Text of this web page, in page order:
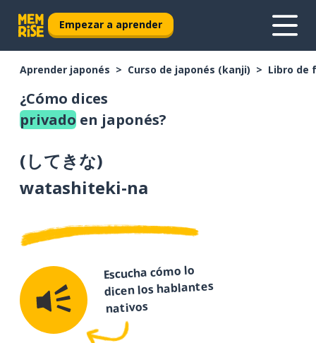
Empezar a aprender
Aprender japonés Curso de japonés (kanji) Libro de
¿Cómo dices
privado en japonés?
(してきな)
watashiteki-na
Escucha cómo lo
dicen los hablantes
nativos